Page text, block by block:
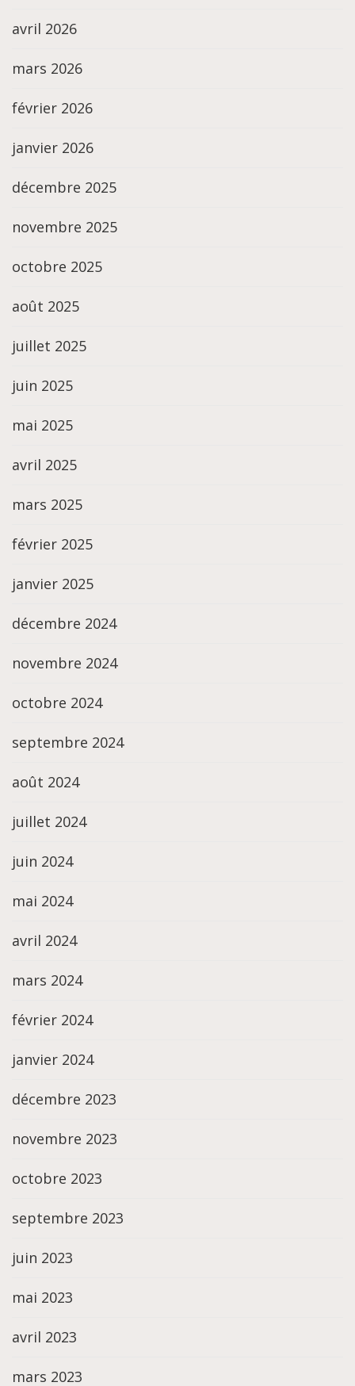
avril 2026
mars 2026
février 2026
janvier 2026
décembre 2025
novembre 2025
octobre 2025
août 2025
juillet 2025
juin 2025
mai 2025
avril 2025
mars 2025
février 2025
janvier 2025
décembre 2024
novembre 2024
octobre 2024
septembre 2024
août 2024
juillet 2024
juin 2024
mai 2024
avril 2024
mars 2024
février 2024
janvier 2024
décembre 2023
novembre 2023
octobre 2023
septembre 2023
juin 2023
mai 2023
avril 2023
mars 2023